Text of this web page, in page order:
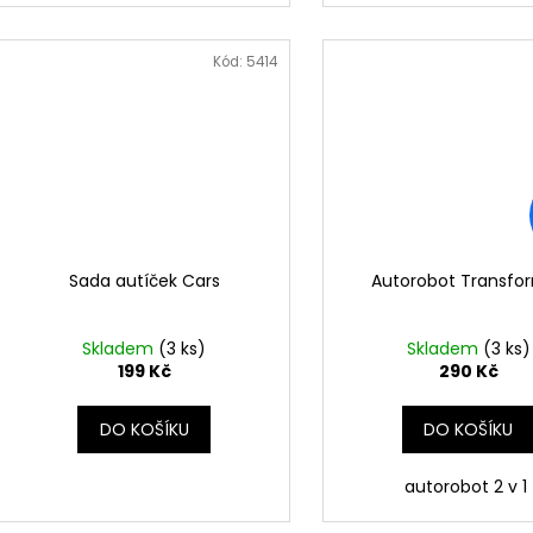
Sada autíček Cars
Skladem (3 ks)
199 Kč
DO KOŠÍKU
Kód: 5414
Autorobot
Skladem (3 ks)
290 Kč
DO KOŠÍKU
autorobot 2 v 1